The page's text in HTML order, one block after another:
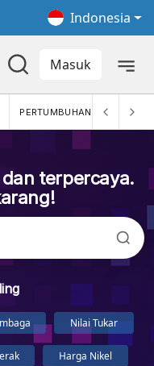
Indonesia
Masuk
PERTUMBUHAN EKONOMI
terpercaya.
Nilai Tukar
Harga Nikel